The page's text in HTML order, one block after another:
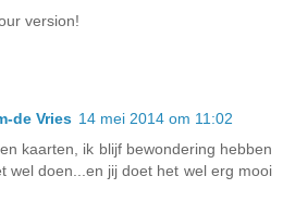
version!
de Vries 14 mei 2014 om 11:02
kaarten, ik blijf bewondering hebben
wel doen...en jij doet het wel erg mooi